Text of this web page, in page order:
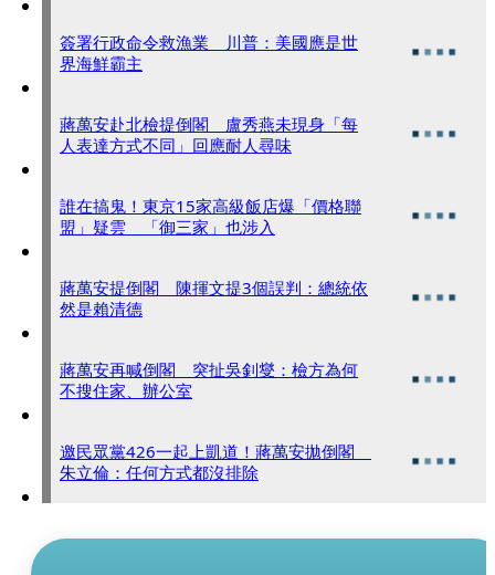
簽署行政命令救漁業 川普：美國應是世
界海鮮霸主
蔣萬安赴北檢提倒閣 盧秀燕未現身「每
人表達方式不同」回應耐人尋味
誰在搞鬼！東京15家高級飯店爆「價格聯
盟」疑雲 「御三家」也涉入
蔣萬安提倒閣 陳揮文提3個誤判：總統依
然是賴清德
蔣萬安再喊倒閣 突扯吳釗燮：檢方為何
不搜住家、辦公室
邀民眾黨426一起上凱道！蔣萬安拋倒閣
朱立倫：任何方式都沒排除